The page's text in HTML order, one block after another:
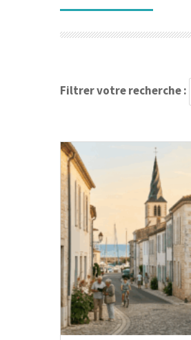
Filtrer votre recherche :